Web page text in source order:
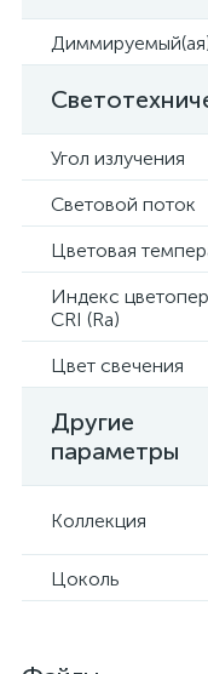
Угол излучения
Световой поток
Цветовая
Индекс
CRI (Ra)
Цвет свечения
Другие
параметры
Коллекция
Цоколь